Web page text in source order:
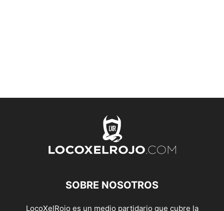
SOBRE NOSOTROS
LocoXelRojo es un medio partidario que cubre la